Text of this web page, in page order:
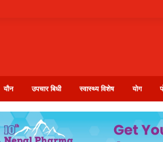
यौन उपचार बिधी स्वास्थ्य विशेष योग